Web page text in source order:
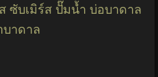
ซับเมิร์ส ปั๊มน้ำ บ่อบาดาล
าดาล